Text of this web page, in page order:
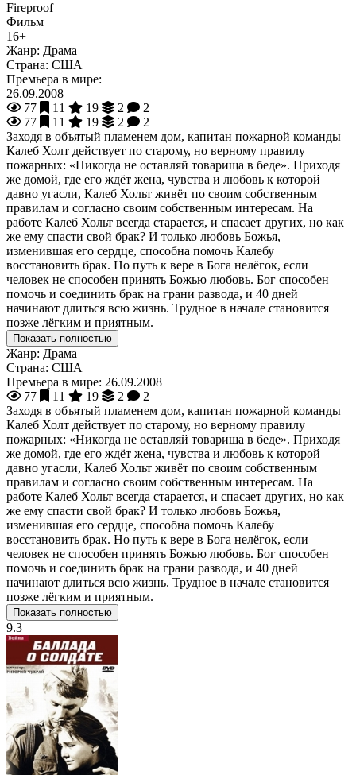
Fireproof
Фильм
16+
Жанр: Драма
Страна: США
Премьера в мире:
26.09.2008
77
11 19 2
2
77
11 19 2
2
Заходя в объятый пламенем дом, капитан пожарной команды
Калеб Холт действует по старому, но верному правилу
пожарных: «Никогда не оставляй товарища в беде». Приходя
же домой, где его ждёт жена, чувства и любовь к которой
давно угасли, Калеб Хольт живёт по своим собственным
правилам и согласно своим собственным интересам. На
работе Калеб Хольт всегда старается, и спасает других, но как
же ему спасти свой брак? И только любовь Божья,
изменившая его сердце, способна помочь Калебу
восстановить брак. Но путь к вере в Бога нелёгок, если
человек не способен принять Божью любовь. Бог способен
помочь и соединить брак на грани развода, и 40 дней
начинают длиться всю жизнь. Трудное в начале становится
позже лёгким и приятным.
Показать полностью
Жанр: Драма
Страна: США
Премьера в мире: 26.09.2008
77
11 19 2
2
Заходя в объятый пламенем дом, капитан пожарной команды
Калеб Холт действует по старому, но верному правилу
пожарных: «Никогда не оставляй товарища в беде». Приходя
же домой, где его ждёт жена, чувства и любовь к которой
давно угасли, Калеб Хольт живёт по своим собственным
правилам и согласно своим собственным интересам. На
работе Калеб Хольт всегда старается, и спасает других, но как
же ему спасти свой брак? И только любовь Божья,
изменившая его сердце, способна помочь Калебу
восстановить брак. Но путь к вере в Бога нелёгок, если
человек не способен принять Божью любовь. Бог способен
помочь и соединить брак на грани развода, и 40 дней
начинают длиться всю жизнь. Трудное в начале становится
позже лёгким и приятным.
Показать полностью
9.3